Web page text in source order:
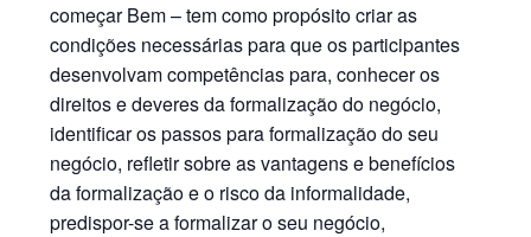
começar Bem – tem como propósito criar as
condições necessárias para que os participantes
desenvolvam competências para, conhecer os
direitos e deveres da formalização do negócio,
identificar os passos para formalização do seu
negócio, refletir sobre as vantagens e benefícios
da formalização e o risco da informalidade,
predispor-se a formalizar o seu negócio,